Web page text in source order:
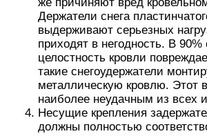
же причиняют вред
Держатели снега
выдерживают серьезных
приходят в негодность. В 90%
целостность кровли
такие снегоудержатели
металлическую кровлю. Этот
наиболее неудачным из всех
Несущие крепления
должны полностью